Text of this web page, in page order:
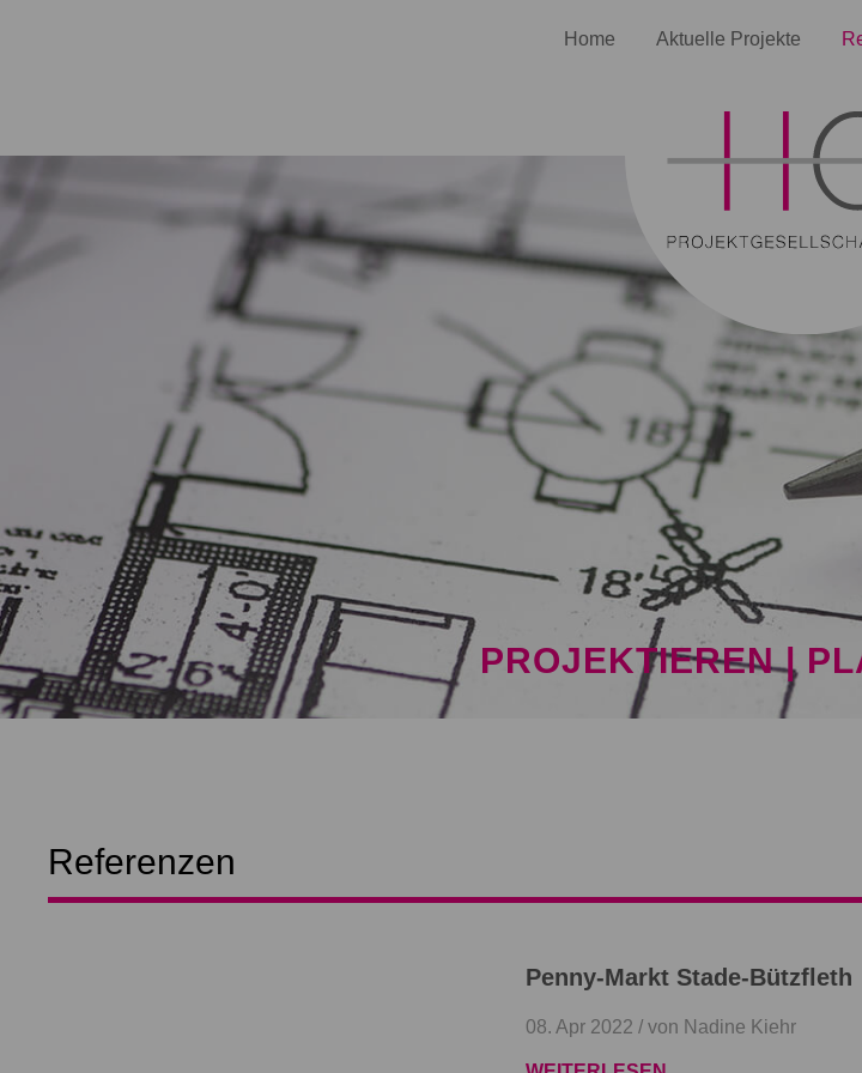
Home Aktuelle Projekte
PROJEKTIEREN |
Referenzen
Penny-Markt Stade-Bützfleth
08. Apr 2022 / von Nadine Kiehr